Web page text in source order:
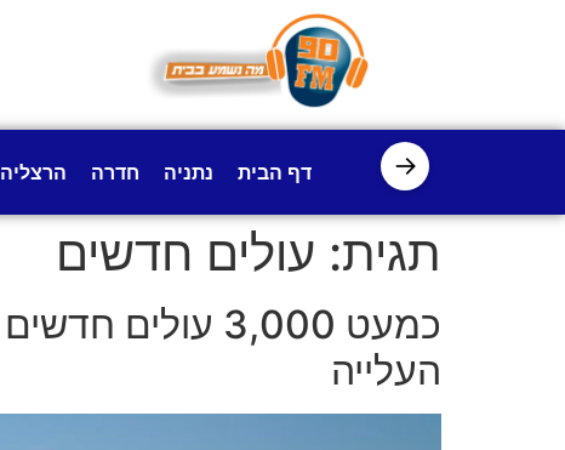
→ דף הבית נתניה חדרה הרצליה
תגית: עולים חדשים
כמעט 3,000
העלייה